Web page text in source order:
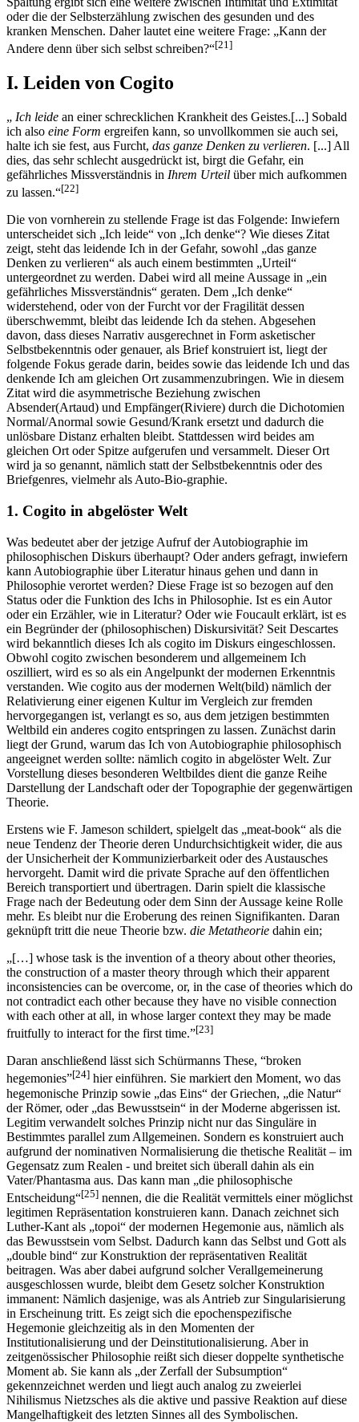
oder die der Selbsterzählung zwischen des gesunden und des
kranken Menschen. Daher lautet eine weitere Frage: „Kann der
Andere denn über sich selbst schreiben?“[21]
I. Leiden von Cogito
„ Ich leide an einer schrecklichen Krankheit des Geistes.[...] Sobald
ich also eine Form ergreifen kann, so unvollkommen sie auch sei,
halte ich sie fest, aus Furcht, das ganze Denken zu verlieren. [...] All
dies, das sehr schlecht ausgedrückt ist, birgt die Gefahr, ein
gefährliches Missverständnis in Ihrem Urteil über mich aufkommen
zu lassen.“[22]
Die von vornherein zu stellende Frage ist das Folgende: Inwiefern
unterscheidet sich „Ich leide“ von „Ich denke“? Wie dieses Zitat
zeigt, steht das leidende Ich in der Gefahr, sowohl „das ganze
Denken zu verlieren“ als auch einem bestimmten „Urteil“
untergeordnet zu werden. Dabei wird all meine Aussage in „ein
gefährliches Missverständnis“ geraten. Dem „Ich denke“
widerstehend, oder von der Furcht vor der Fragilität dessen
überschwemmt, bleibt das leidende Ich da stehen. Abgesehen
davon, dass dieses Narrativ ausgerechnet in Form asketischer
Selbstbekenntnis oder genauer, als Brief konstruiert ist, liegt der
folgende Fokus gerade darin, beides sowie das leidende Ich und das
denkende Ich am gleichen Ort zusammenzubringen. Wie in diesem
Zitat wird die asymmetrische Beziehung zwischen
Absender(Artaud) und Empfänger(Riviere) durch die Dichotomien
Normal/Anormal sowie Gesund/Krank ersetzt und dadurch die
unlösbare Distanz erhalten bleibt. Stattdessen wird beides am
gleichen Ort oder Spitze aufgerufen und versammelt. Dieser Ort
wird ja so genannt, nämlich statt der Selbstbekenntnis oder des
Briefgenres, vielmehr als Auto-Bio-graphie.
1. Cogito in abgelöster Welt
Was bedeutet aber der jetzige Aufruf der Autobiographie im
philosophischen Diskurs überhaupt? Oder anders gefragt, inwiefern
kann Autobiographie über Literatur hinaus gehen und dann in
Philosophie verortet werden? Diese Frage ist so bezogen auf den
Status oder die Funktion des Ichs in Philosophie. Ist es ein Autor
oder ein Erzähler, wie in Literatur? Oder wie Foucault erklärt, ist es
ein Begründer der (philosophischen) Diskursivität? Seit Descartes
wird bekanntlich dieses Ich als cogito im Diskurs eingeschlossen.
Obwohl cogito zwischen besonderem und allgemeinem Ich
oszilliert, wird es so als ein Angelpunkt der modernen Erkenntnis
verstanden. Wie cogito aus der modernen Welt(bild) nämlich der
Relativierung einer eigenen Kultur im Vergleich zur fremden
hervorgegangen ist, verlangt es so, aus dem jetzigen bestimmten
Weltbild ein anderes cogito entspringen zu lassen. Zunächst darin
liegt der Grund, warum das Ich von Autobiographie philosophisch
angeeignet werden sollte: nämlich cogito in abgelöster Welt. Zur
Vorstellung dieses besonderen Weltbildes dient die ganze Reihe
Darstellung der Landschaft oder der Topographie der gegenwärtigen
Theorie.
Erstens wie F. Jameson schildert, spielgelt das „meat-book“ als die
neue Tendenz der Theorie deren Undurchsichtigkeit wider, die aus
der Unsicherheit der Kommunizierbarkeit oder des Austausches
hervorgeht. Damit wird die private Sprache auf den öffentlichen
Bereich transportiert und übertragen. Darin spielt die klassische
Frage nach der Bedeutung oder dem Sinn der Aussage keine Rolle
mehr. Es bleibt nur die Eroberung des reinen Signifikanten. Daran
geknüpft tritt die neue Theorie bzw. die Metatheorie dahin ein;
„[…] whose task is the invention of a theory about other theories,
the construction of a master theory through which their apparent
inconsistencies can be overcome, or, in the case of theories which do
not contradict each other because they have no visible connection
with each other at all, in whose larger context they may be made
fruitfully to interact for the first time.”[23]
Daran anschließend lässt sich Schürmanns These, “broken
hegemonies”[24] hier einführen. Sie markiert den Moment, wo das
hegemonische Prinzip sowie „das Eins“ der Griechen, „die Natur“
der Römer, oder „das Bewusstsein“ in der Moderne abgerissen ist.
Legitim verwandelt solches Prinzip nicht nur das Singuläre in
Bestimmtes parallel zum Allgemeinen. Sondern es konstruiert auch
aufgrund der nominativen Normalisierung die thetische Realität – im
Gegensatz zum Realen - und breitet sich überall dahin als ein
Vater/Phantasma aus. Das kann man „die philosophische
Entscheidung“[25] nennen, die die Realität vermittels einer möglichst
legitimen Repräsentation konstruieren kann. Danach zeichnet sich
Luther-Kant als „topoi“ der modernen Hegemonie aus, nämlich als
das Bewusstsein vom Selbst. Dadurch kann das Selbst und Gott als
„double bind“ zur Konstruktion der repräsentativen Realität
beitragen. Was aber dabei aufgrund solcher Verallgemeinerung
ausgeschlossen wurde, bleibt dem Gesetz solcher Konstruktion
immanent: Nämlich dasjenige, was als Antrieb zur Singularisierung
in Erscheinung tritt. Es zeigt sich die epochenspezifische
Hegemonie gleichzeitig als in den Momenten der
Institutionalisierung und der Deinstitutionalisierung. Aber in
zeitgenössischer Philosophie reißt sich dieser doppelte synthetische
Moment ab. Sie kann als „der Zerfall der Subsumption“
gekennzeichnet werden und liegt auch analog zu zweierlei
Nihilismus Nietzsches als die aktive und passive Reaktion auf diese
Mangelhaftigkeit des letzten Sinnes all des Symbolischen.